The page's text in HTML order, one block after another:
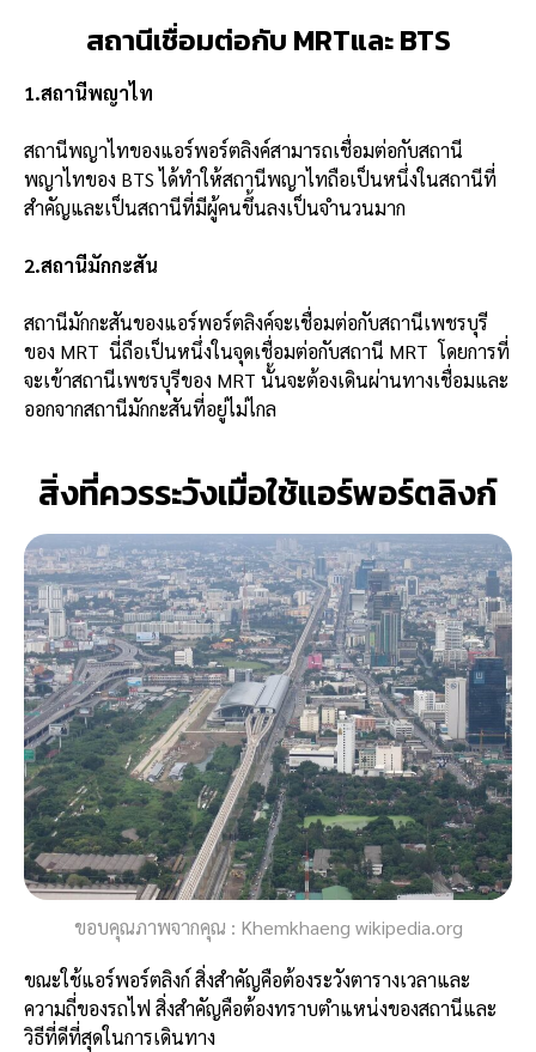
สถานีเชื่อมต่อกับ MRTและ BTS
1.สถานีพญาไท
สถานีพญาไทของแอร์พอร์ตลิงค์สามารถเชื่อมต่อกับสถานี
พญาไทของ BTS ได้ทำให้สถานีพญาไทถือเป็นหนึ่งในสถานีที่
สำคัญและเป็นสถานีที่มีผู้คนขึ้นลงเป็นจำนวนมาก
2.สถานีมักกะสัน
สถานีมักกะสันของแอร์พอร์ตลิงค์จะเชื่อมต่อกับสถานีเพชรบุรี
ของ MRT นี่ถือเป็นหนึ่งในจุดเชื่อมต่อกับสถานี MRT โดยการที่
จะเข้าสถานีเพชรบุรีของ MRT นั้นจะต้องเดินผ่านทางเชื่อมและ
ออกจากสถานีมักกะสันที่อยู่ไม่ไกล
สิ่งที่ควรระวังเมื่อใช้แอร์พอร์ตลิงก์
ขอบคุณภาพจากคุณ : Khemkhaeng wikipedia.org
ขณะใช้แอร์พอร์ตลิงก์ สิ่งสำคัญคือต้องระวังตารางเวลาและ
ความถี่ของรถไฟ สิ่งสำคัญคือต้องทราบตำแหน่งของสถานีและ
วิธีที่ดีที่สุดในการเดินทาง